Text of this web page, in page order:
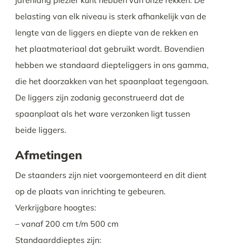
belasting van elk niveau is sterk afhankelijk van de
lengte van de liggers en diepte van de rekken en
het plaatmateriaal dat gebruikt wordt. Bovendien
hebben we standaard diepteliggers in ons gamma,
die het doorzakken van het spaanplaat tegengaan.
De liggers zijn zodanig geconstrueerd dat de
spaanplaat als het ware verzonken ligt tussen
beide liggers.
Afmetingen
De staanders zijn niet voorgemonteerd en dit dient
op de plaats van inrichting te gebeuren.
Verkrijgbare hoogtes:
– vanaf 200 cm t/m 500 cm
Standaarddieptes zijn: